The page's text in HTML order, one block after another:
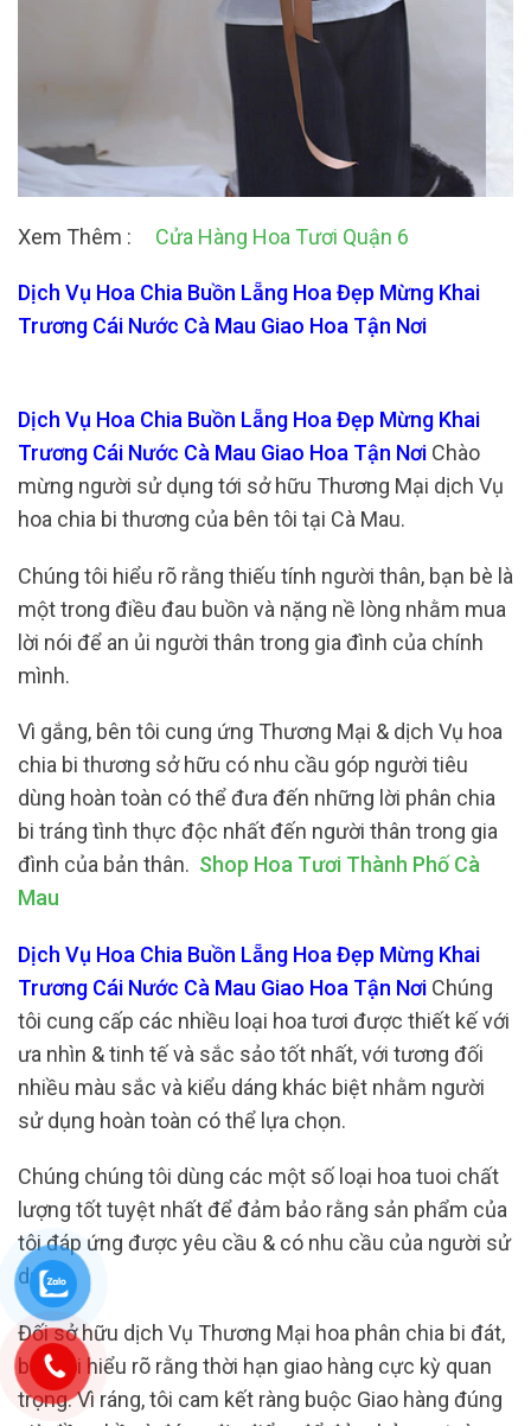
Xem Thêm : Cửa Hàng Hoa Tươi Quận 6
Dịch Vụ Hoa Chia Buồn Lẵng Hoa Đẹp Mừng Khai
Trương Cái Nước Cà Mau Giao Hoa Tận Nơi
Dịch Vụ Hoa Chia Buồn Lẵng Hoa Đẹp Mừng Khai
Trương Cái Nước Cà Mau Giao Hoa Tận Nơi Chào
mừng người sử dụng tới sở hữu Thương Mại dịch Vụ
hoa chia bi thương của bên tôi tại Cà Mau.
Chúng tôi hiểu rõ rằng thiếu tính người thân, bạn bè là
một trong điều đau buồn và nặng nề lòng nhằm mua
lời nói để an ủi người thân trong gia đình của chính
mình.
Vì gắng, bên tôi cung ứng Thương Mại & dịch Vụ hoa
chia bi thương sở hữu có nhu cầu góp người tiêu
dùng hoàn toàn có thể đưa đến những lời phân chia
bi tráng tình thực độc nhất đến người thân trong gia
đình của bản thân. Shop Hoa Tươi Thành Phố Cà
Mau
Dịch Vụ Hoa Chia Buồn Lẵng Hoa Đẹp Mừng Khai
Trương Cái Nước Cà Mau Giao Hoa Tận Nơi Chúng
tôi cung cấp các nhiều loại hoa tươi được thiết kế với
ưa nhìn & tinh tế và sắc sảo tốt nhất, với tương đối
nhiều màu sắc và kiểu dáng khác biệt nhằm người
sử dụng hoàn toàn có thể lựa chọn.
Chúng chúng tôi dùng các một số loại hoa tuoi chất
lượng tốt tuyệt nhất để đảm bảo rằng sản phẩm của
tôi đáp ứng được yêu cầu & có nhu cầu của người sử
dụng.
Đối sở hữu dịch Vụ Thương Mại hoa phân chia bi đát,
bên tôi hiểu rõ rằng thời hạn giao hàng cực kỳ quan
trọng. Vì ráng, tôi cam kết ràng buộc Giao hàng đúng